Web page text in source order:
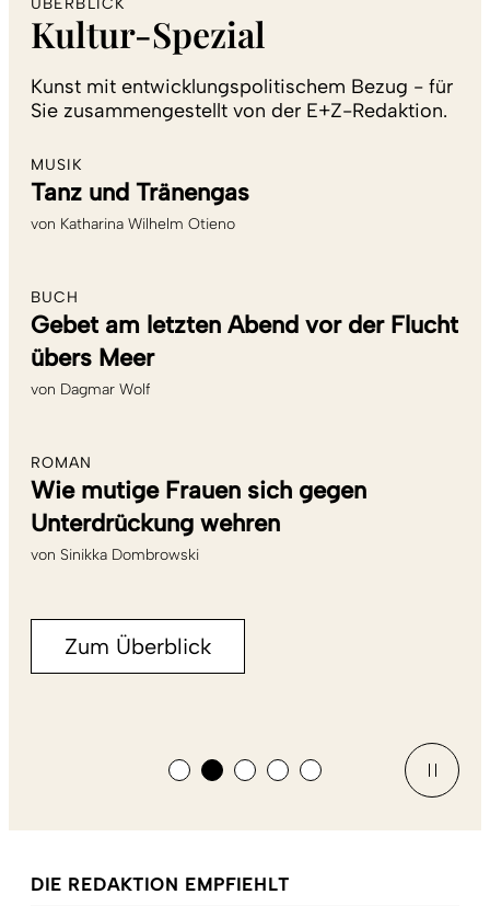
ÜBERBLICK
Kultur-Spezial
Kunst mit entwicklungspolitischem Bezug - für
Sie zusammengestellt von der E+Z-Redaktion.
MUSIK
Tanz und Tränengas
von Katharina Wilhelm Otieno
BUCH
Gebet am letzten Abend vor der Flucht
übers Meer
von Dagmar Wolf
ROMAN
Wie mutige Frauen sich gegen
Unterdrückung wehren
von Sinikka Dombrowski
Zum Überblick
DIE REDAKTION EMPFIEHLT